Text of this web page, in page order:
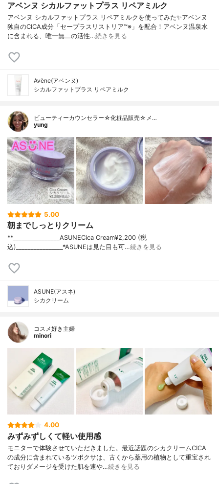
アベンヌ シカルファットプラス リペアミルク
アベンヌ シカルファットプラス リペアミルクを使ってみた✨アベンヌ
独自のCICA成分「セープラスリストリア™※」を配合！アベンヌ温泉水
に含まれる、唯一無二の活性…続きを見る
Avène(アベンヌ)
シカルファットプラス リペアミルク
ビューティーカウンセラー☆化粧品販売☆メ…
yung
5.00
朝までしっとりクリーム
**⁡________________⁡ASUNE⁡Cica Cream¥2,200 (税
込)⁡________________⁡⁡⁡⁡*ASUNEは見た目も可…続きを見る
ASUNE(アスネ)
シカクリーム
コスメ好き主婦
minori
4.00
みずみずしくて軽い使用感
モニターで体験させていただきました。最近話題のシカクリームCICA
の成分に含まれているツボクサは、古くから薬用の植物として重宝され
ておりダメージを受けた肌を速や…続きを見る